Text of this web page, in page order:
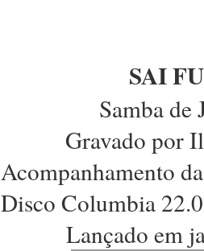
SAI
Samba de
Gravado por
Acompanhamento
Disco Columbia
Lançado em